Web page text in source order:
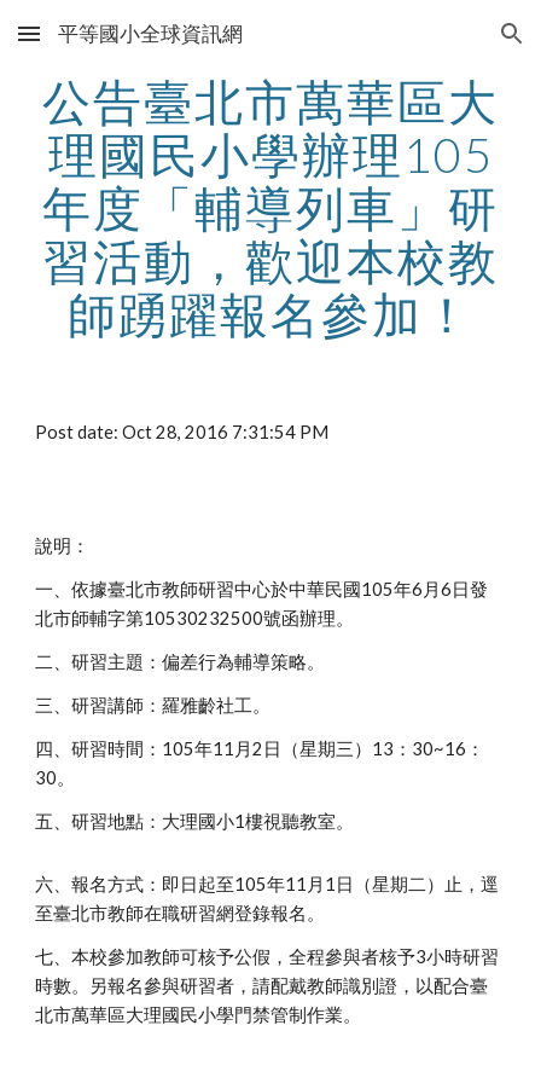
Skip to main content Skip to navigation
平等國小全球資訊網
公告臺北市萬華區大
理國民小學辦理105
年度「輔導列車」研
習活動，歡迎本校教
師踴躍報名參加！
Post date: Oct 28, 2016 7:31:54 PM
說明：
一、依據臺北市教師研習中心於中華民國105年6月6日發
北市師輔字第10530232500號函辦理。
二、研習主題：偏差行為輔導策略。
三、研習講師：羅雅齡社工。
四、研習時間：105年11月2日（星期三）13：30~16：
30。
五、研習地點：大理國小1樓視聽教室。
六、報名方式：即日起至105年11月1日（星期二）止，逕
至臺北市教師在職研習網登錄報名。
七、本校參加教師可核予公假，全程參與者核予3小時研習
時數。另報名參與研習者，請配戴教師識別證，以配合臺
北市萬華區大理國民小學門禁管制作業。